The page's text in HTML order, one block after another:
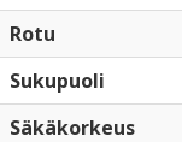
Rotu
Sukupuoli
Säkäkorkeus